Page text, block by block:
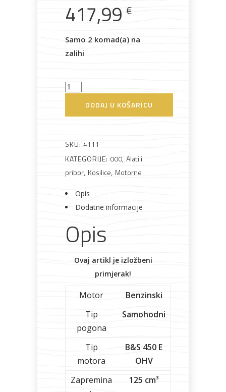
Boje i Građevinski
Metalna
galanterija
Elektromaterijal
Vijčana
roba
Okovi
417,99 €
Samo 2 komad(a) na
zalihi
Kosilica
Villager
samohodna
količina
DODAJ U KOŠARICU
SKU: 4111
KATEGORIJE: 000, Alati i
pribor, Kosilice, Motorne
Opis
Dodatne informacije
Opis
Ovaj artikl je izložbeni
primjerak!
Motor
Benzinski
Tip
pogona
Samohodni
Tip
motora
B&S 450 E
OHV
Zapremina
125 cm³